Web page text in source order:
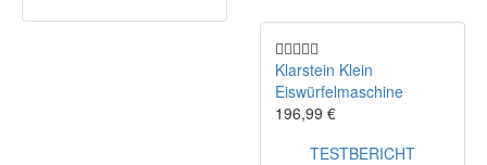
Klarstein Klein
Eiswürfelmaschine
196,99 €
TESTBERICHT